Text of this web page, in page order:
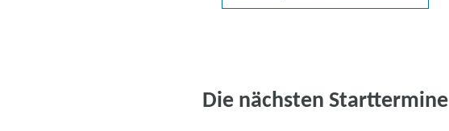
Die nächsten Starttermine